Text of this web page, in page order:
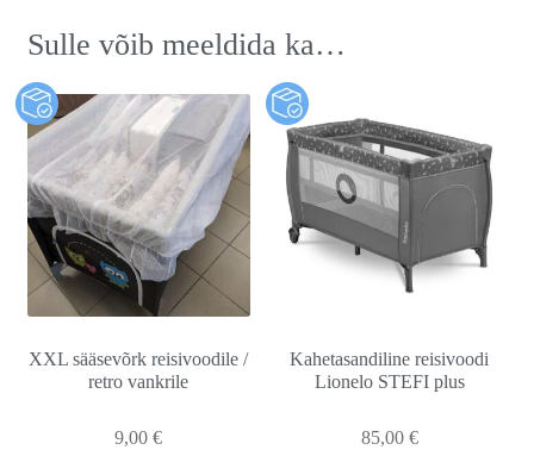
Sulle võib meeldida ka…
XXL sääsevõrk reisivoodile /
retro vankrile
9,00€
Kahetasandiline reisivoodi
Lionelo STEFI plus
85,00 €